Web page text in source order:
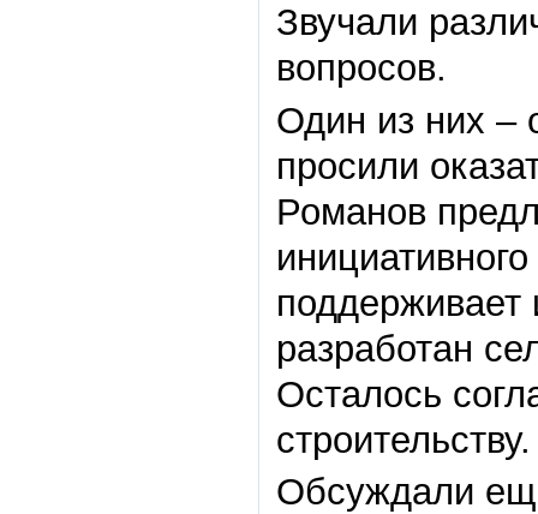
Звучали
вопросов.
Один из них –
просили
Романов
поддерживает
разработан
Осталось
строительству.
Обсуждали